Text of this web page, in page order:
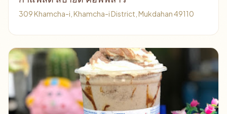
309 Khamcha-i, Khamcha-i District, Mukdahan 49110